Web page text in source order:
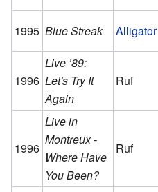
1995 Blue Streak Alligator
1996
Live ’89:
Let's Try It
Again
Ruf
1996
Live in
Montreux -
Where Have
You Been?
Ruf